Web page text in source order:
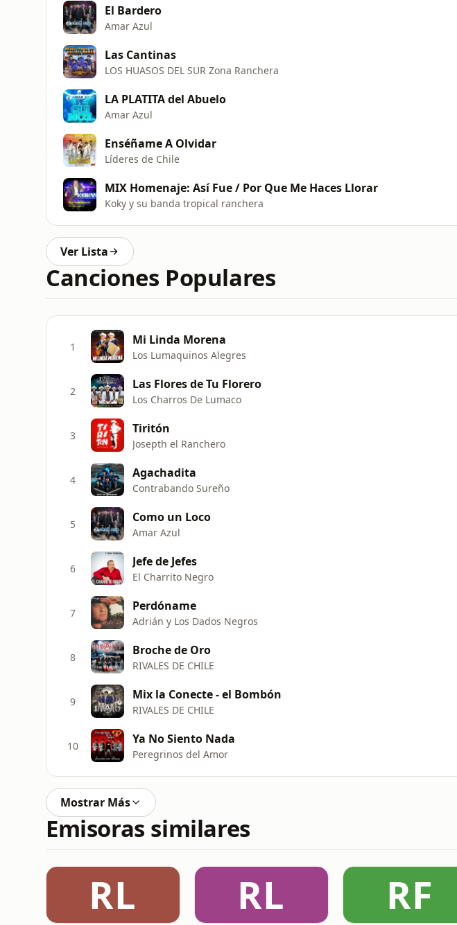
El Bardero
Amar Azul
Las Cantinas
LOS HUASOS DEL SUR Zona Ranchera
LA PLATITA del Abuelo
Amar Azul
Enséñame A Olvidar
Líderes de Chile
MIX Homenaje: Así Fue / Por Que Me Haces Llorar
Koky y su banda tropical ranchera
Ver Lista
Canciones Populares
1 Mi Linda Morena
Los Lumaquinos Alegres
2 Las Flores de Tu Florero
Los Charros De Lumaco
3 Tiritón
Josepth el Ranchero
4 Agachadita
Contrabando Sureño
5 Como un Loco
Amar Azul
6 Jefe de Jefes
El Charrito Negro
7 Perdóname
Adrián y Los Dados Negros
8 Broche de Oro
RIVALES DE CHILE
9 Mix la Conecte - el Bombón
RIVALES DE CHILE
10 Ya No Siento Nada
Peregrinos del Amor
Mostrar Más
Emisoras similares
RL RL RF